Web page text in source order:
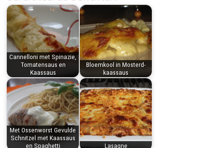
Cannelloni met Spinazie,
Tomatensaus en
Kaassaus
Bloemkool in Mosterd-
kaassaus
Met Ossenworst Gevulde
Schnitzel met Kaassaus
en Spaghetti
Lasagne